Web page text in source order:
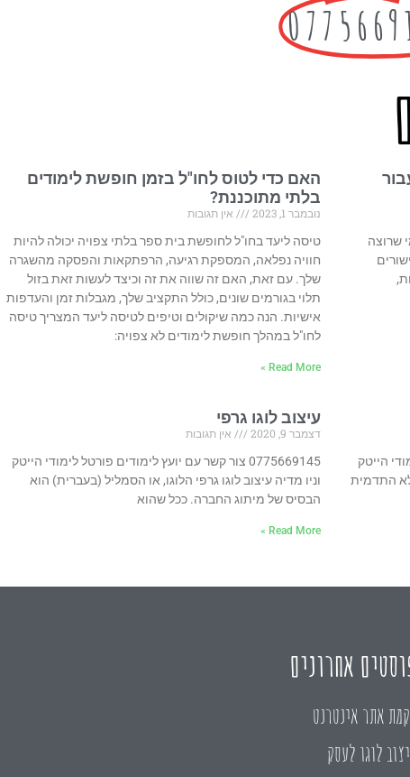
שרוצה
האם כדי לטוס לחו"ל בזמן חופשת לימודים
בלתי מתוכננת?
נובמבר 1, 2023
אין תגובות
טיסה ליעד בחו"ל לחופשת בית ספר בלתי צפויה יכולה להיות
חוויה נפלאה, המספקת רגיעה, הרפתקאות והפסקה מהשגרה
שלך. עם זאת, האם זה שווה את זה וכיצד לעשות זאת בזול
תלוי בגורמים שונים, כולל התקציב שלך, מגבלות זמן והעדפות
אישיות. הנה כמה שיקולים וטיפים לטיסה ליעד המצריך טיסה
לחו"ל במהלך חופשת לימודים לא צפויה:
Read More »
הייטק
התדמית
עיצוב לוגו גרפי
דצמבר 9, 2020
אין תגובות
0775669145 צור קשר עם יועץ לימודים פורטל לימודי הייטק
וניו מדיה עיצוב לוגו גרפי הלוגו, או הסמליל (בעברית) הוא
הבסיס של מיתוג החברה. ככל שהוא
Read More »
אחרונים
אתר אינטרנט
לוגו לעסק